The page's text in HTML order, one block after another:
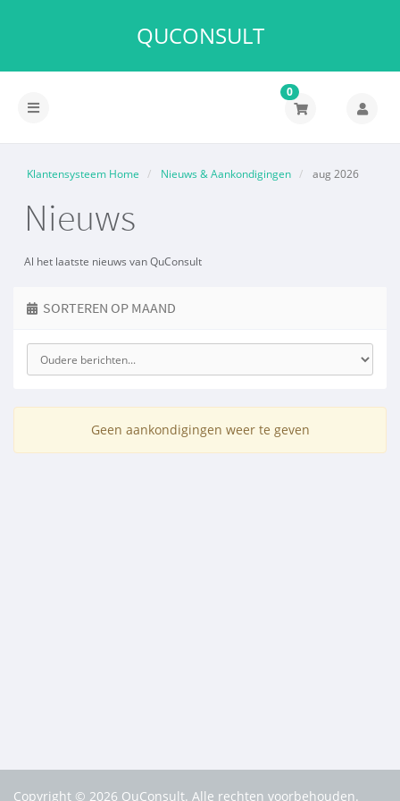
QUCONSULT
Navigatie
0
Klantensysteem Home Nieuws & Aankondigingen aug 2026
Nieuws
Al het laatste nieuws van QuConsult
SORTEREN OP MAAND
Geen aankondigingen weer te geven
Copyright © 2026 QuConsult. Alle rechten voorbehouden.